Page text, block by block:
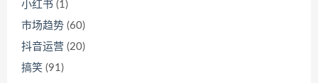
小红书 (1)
市场趋势 (60)
抖音运营 (20)
搞笑 (91)